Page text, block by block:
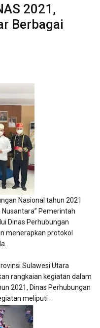
2021,
Berbagai
Nasional tahun 2021
Pemerintah
Dinas Perhubungan
menerapkan protokol
Sulawesi Utara
rangkaian kegiatan dalam
2021, Dinas Perhubungan
meliputi :